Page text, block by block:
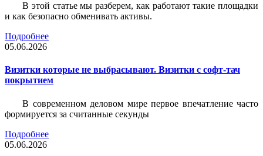
В этой статье мы разберем, как работают такие площадки
и как безопасно обменивать активы.
Подробнее
05.06.2026
Визитки которые не выбрасывают. Визитки с софт-тач
покрытием
В современном деловом мире первое впечатление часто
формируется за считанные секунды
Подробнее
05.06.2026